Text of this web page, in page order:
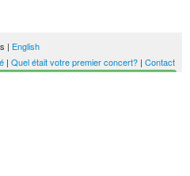
| English
| Quel était votre premier concert? | Contact